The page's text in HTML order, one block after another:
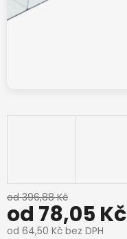
od 396,88 Kč
od 78,05 Kč
od 64,50 Kč bez DPH